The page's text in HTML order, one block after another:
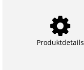
Produktdetails